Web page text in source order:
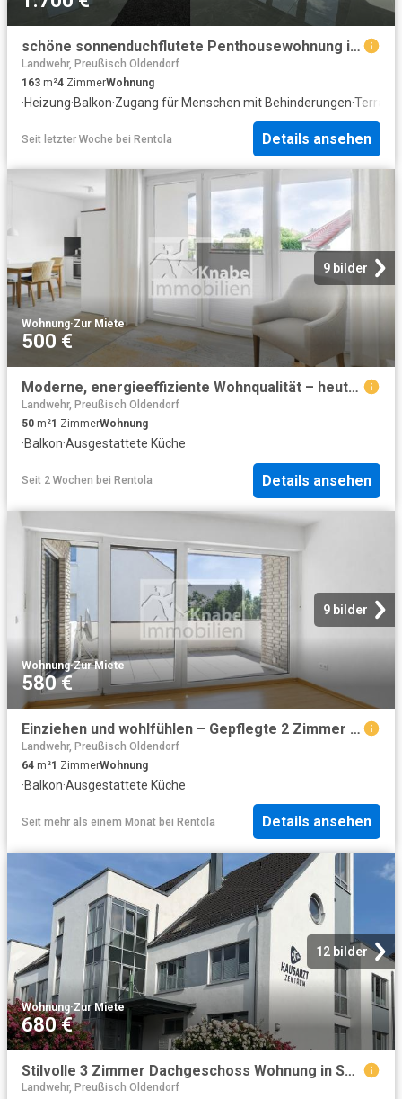
schöne sonnenduchflutete Penthousewohnung in Melle
Landwehr, Preußisch Oldendorf
163 m²4 ZimmerWohnung
·Heizung·Balkon·Zugang für Menschen mit Behinderungen·
Seit letzter Woche bei Rentola Details ansehen
9 bilder
Wohnung·Zur Miete
500 €
Moderne, energieeffiziente Wohnqualität – heute und morgen!
Landwehr, Preußisch Oldendorf
50 m²1 ZimmerWohnung
·Balkon·Ausgestattete Küche
Seit 2 Wochen bei Rentola Details ansehen
9 bilder
Wohnung·Zur Miete
580 €
Einziehen und wohlfühlen – Gepflegte 2 Zimmer Wohnung mit Einbauküche
Landwehr, Preußisch Oldendorf
64 m²1 ZimmerWohnung
·Balkon·Ausgestattete Küche
Seit mehr als einem Monat bei Rentola Details ansehen
12 bilder
Wohnung·Zur Miete
680 €
Stilvolle 3 Zimmer Dachgeschoss Wohnung in Spenge
Landwehr, Preußisch Oldendorf